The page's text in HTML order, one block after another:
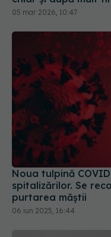
05 mar 2026, 10:47
Noua tulpină
spitalizărilor. Se
purtarea măștii
06 iun 2025, 16:44